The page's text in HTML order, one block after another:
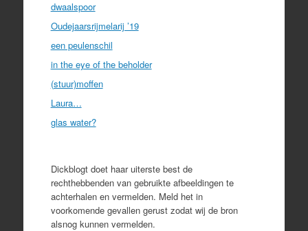
dwaalspoor
Oudejaarsrijmelarij ’19
een peulenschil
in the eye of the beholder
(stuur)moffen
Laura…
glas water?
Dickblogt doet haar uiterste best de
rechthebbenden van gebruikte afbeeldingen te
achterhalen en vermelden. Meld het in
voorkomende gevallen gerust zodat wij de bron
alsnog kunnen vermelden.